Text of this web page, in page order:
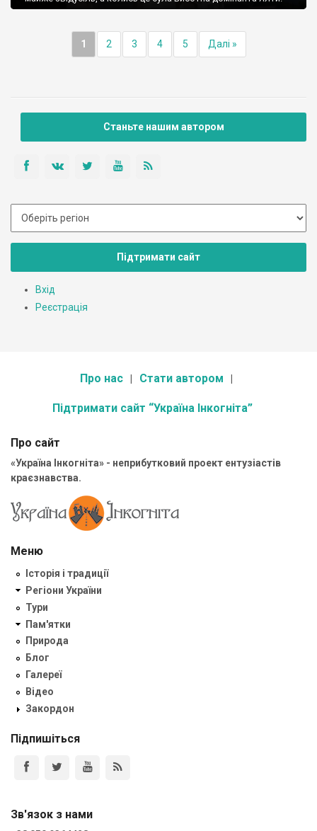
1 2 3 4 5 Далі »
Станьте нашим автором
Підтримати сайт
Вхід
Реєстрація
Про нас Стати автором
Підтримати сайт “Україна Інкогніта”
Про сайт
«Україна Інкогніта» - неприбутковий проект ентузіастів
краєзнавства.
Меню
Історія і традиції
Регіони України
Тури
Пам'ятки
Природа
Блог
Галереї
Відео
Закордон
Підпишіться
Зв'язок з нами